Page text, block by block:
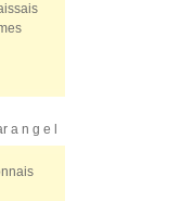
a n g e l